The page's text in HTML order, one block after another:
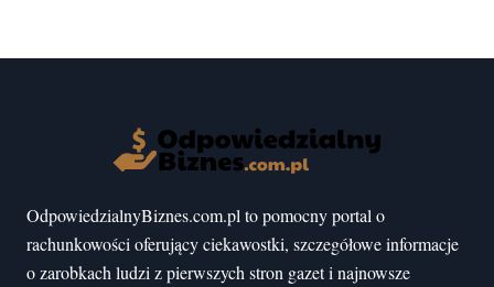
OdpowiedzialnyBiznes.com.pl to pomocny portal o
rachunkowości oferujący ciekawostki, szczegółowe informacje
o zarobkach ludzi z pierwszych stron gazet i najnowsze